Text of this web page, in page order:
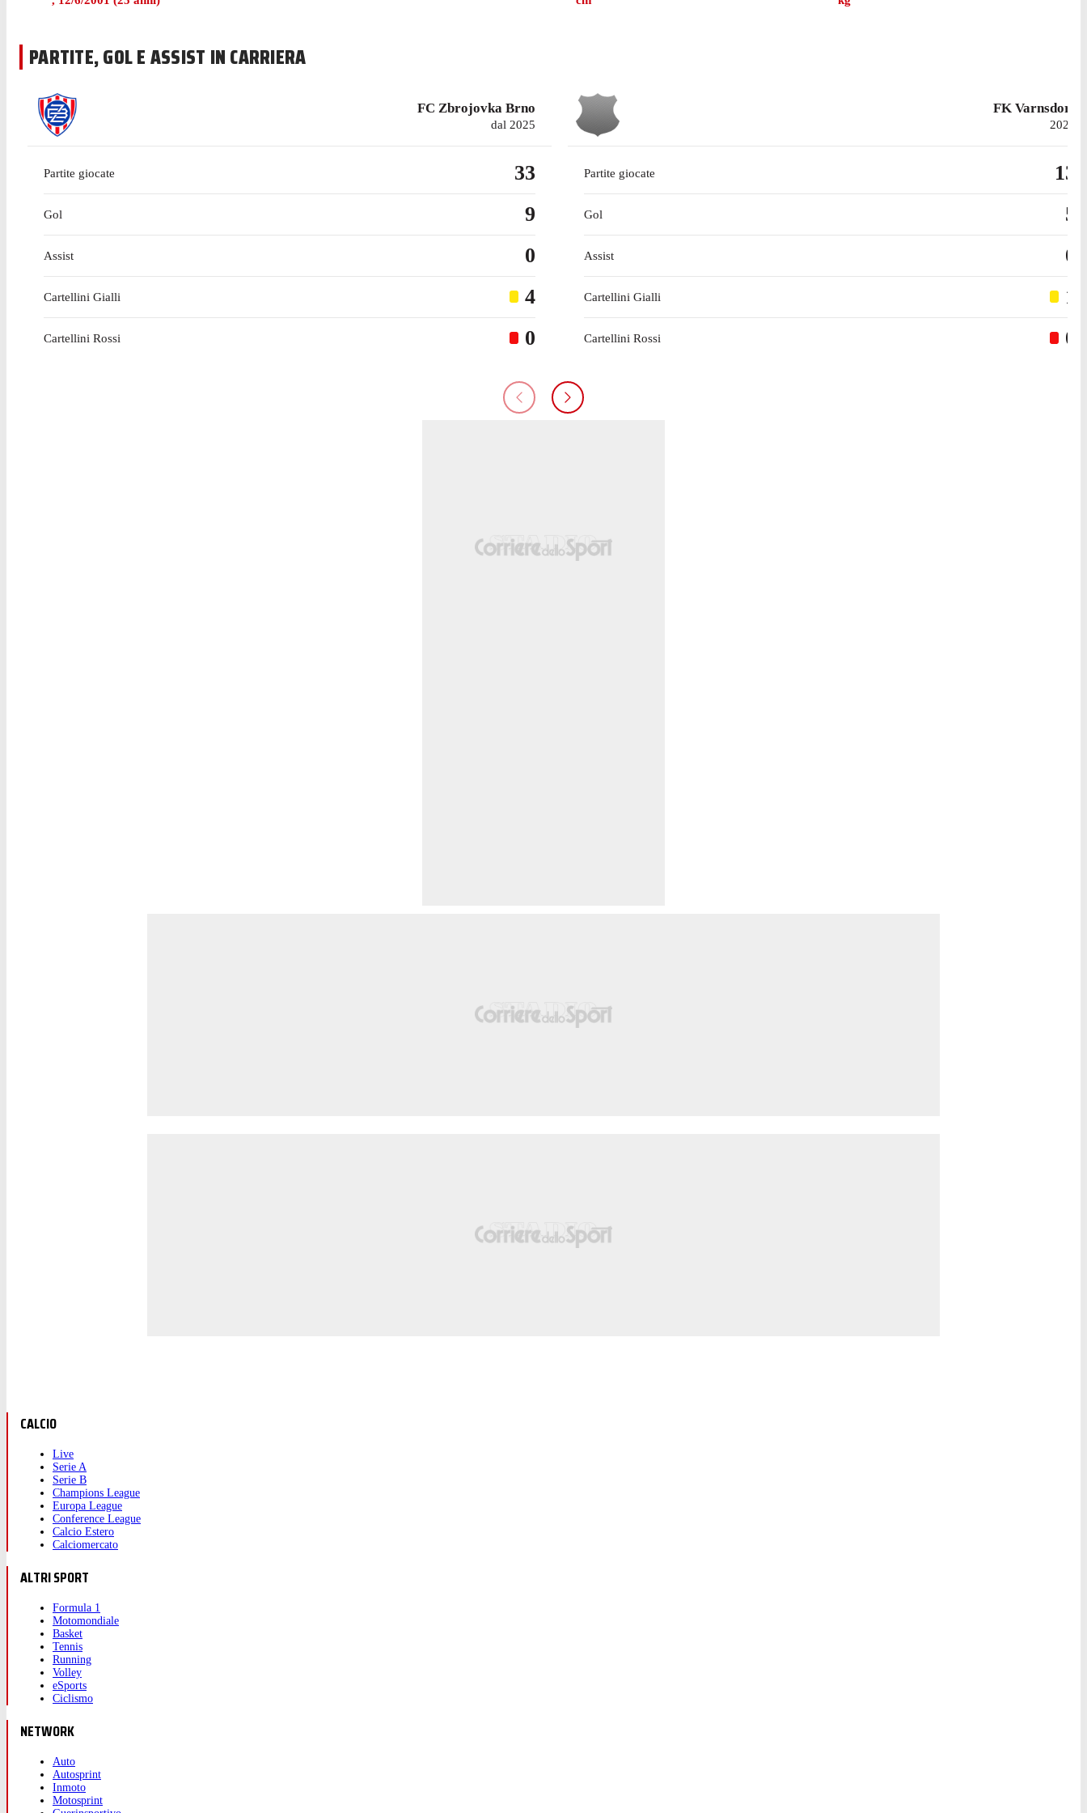
PARTITE, GOL E ASSIST IN CARRIERA
FC Zbrojovka Brno
dal 2025
Partite giocate 33
Gol 9
Assist 0
Cartellini Gialli 4
Cartellini Rossi 0
FK Varnsdorf
2025
Partite giocate 13
Gol 5
Assist 0
Cartellini Gialli 1
Cartellini Rossi 0
CALCIO
Live
Serie A
Serie B
Champions League
Europa League
Conference League
Calcio Estero
Calciomercato
ALTRI SPORT
Formula 1
Motomondiale
Basket
Tennis
Running
Volley
eSports
Ciclismo
NETWORK
Auto
Autosprint
Inmoto
Motosprint